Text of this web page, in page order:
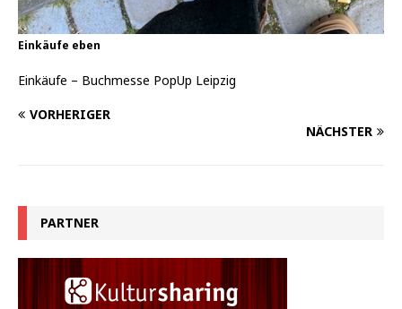
Einkäufe eben
Einkäufe – Buchmesse PopUp Leipzig
VORHERIGER
NÄCHSTER
PARTNER